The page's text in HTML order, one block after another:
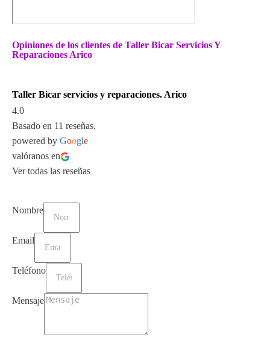
Opiniones de los clientes de Taller Bicar Servicios Y
Reparaciones Arico
Taller Bicar servicios y reparaciones. Arico
4.0
Basado en 11 reseñas.
powered by Google
valóranos en
Ver todas las reseñas
Nombre
Email
Teléfono
Mensaje